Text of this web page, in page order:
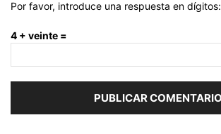
Por favor, introduce una respuesta en dígitos:
4 + veinte =